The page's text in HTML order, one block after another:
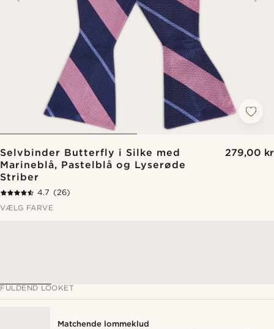
Selvbinder Butterfly i Silke med
Marineblå, Pastelblå og Lyserøde
Striber
279,00 kr
4.7 (26)
VÆLG FARVE
FULDEND LOOKET
Matchende lommeklud